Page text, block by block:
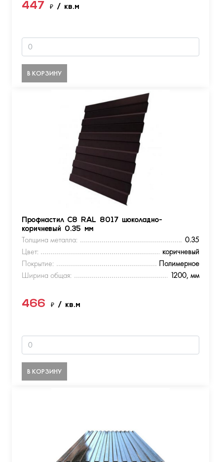
447 ₽ / кв.м
В КОРЗИНУ
Профнастил С8 RAL 8017 шоколадно-
коричневый 0.35 мм
Толщина металла:
0.35
Цвет:
коричневый
Покрытие:
Полимерное
Ширина общая:
1200, мм
466 ₽ / кв.м
В КОРЗИНУ